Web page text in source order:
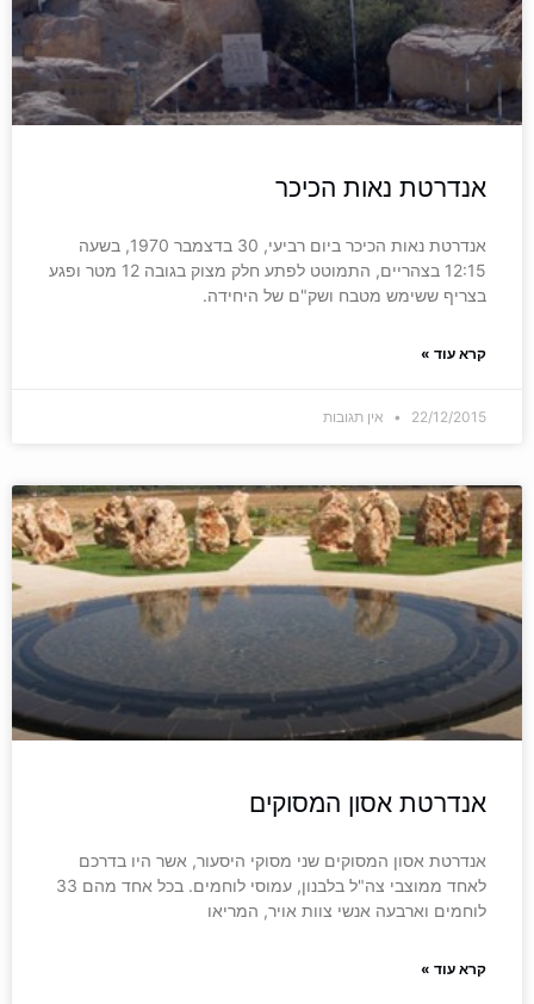
אנדרטת נאות הכיכר
אנדרטת נאות הכיכר ביום רביעי, 30 בדצמבר 1970, בשעה
12:15 בצהריים, התמוטט לפתע חלק מצוק בגובה 12 מטר ופגע
בצריף ששימש מטבח ושק"ם של היחידה.
קרא עוד »
22/12/2015 אין תגובות
אנדרטת אסון המסוקים
אנדרטת אסון המסוקים שני מסוקי היסעור, אשר היו בדרכם
לאחד ממוצבי צה"ל בלבנון, עמוסי לוחמים. בכל אחד מהם 33
לוחמים וארבעה אנשי צוות אויר, המריאו
קרא עוד »